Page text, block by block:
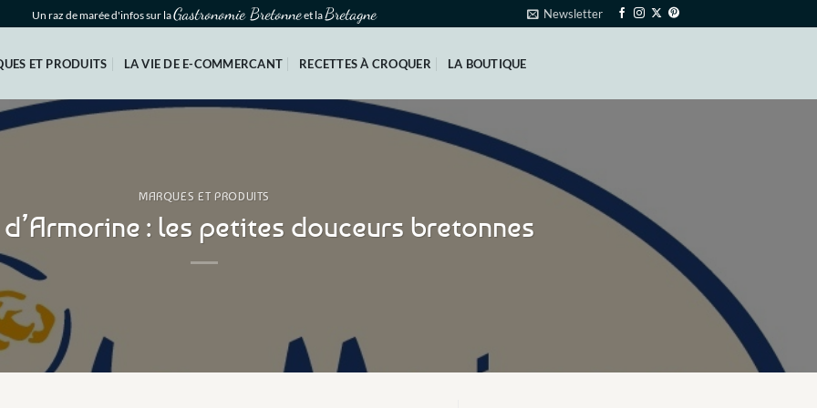
Un raz de marée d'infos sur laGastronomie Bretonneet laBretagne Newsletter
ET PRODUITS LA VIE DE E-COMMERCANT RECETTES À CROQUER LA BOUTIQUE
MARQUES ET PRODUITS
: les petites douceurs bretonnes